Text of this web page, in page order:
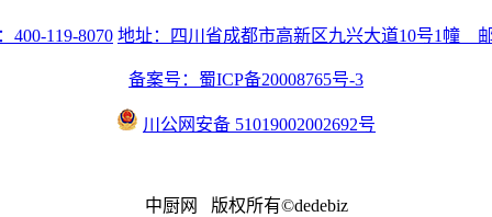
400-119-8070 地址：四川省成都市高新区九兴大道10号1幢
备案号：蜀ICP备20008765号-3
川公网安备 51019002002692号
中厨网 版权所有©dedebiz